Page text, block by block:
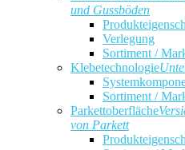
und Gussböden
Verlegung
Sortiment /
Klebetechnologie
Sortiment /
Parkettoberfläche
von Parkett